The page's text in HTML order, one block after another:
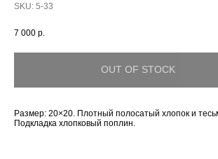
SKU: 5-33
7 000 р.
OUT OF STOCK
Размер: 20×20. Плотный полосатый хлопок и
Подкладка хлопковый поплин.